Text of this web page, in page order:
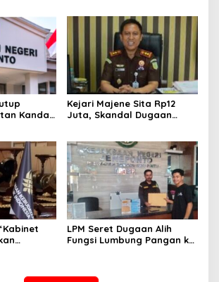
Kandas
Kejari Majene Sita Rp12
Juta, Skandal Dugaan
LPM Seret Dugaan Alih
Fungsi Lumbung Pangan ke